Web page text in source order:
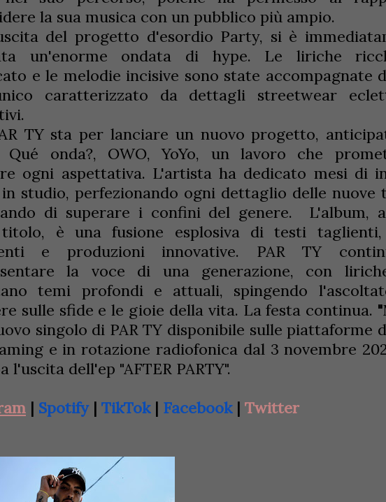
la sua musica con un pubblico più ampio.
del progetto d'esordio Party, si è
un'enorme ondata di hype. Le liriche
e le melodie incisive sono state accompagnate
caratterizzato da dettagli streetwear
TY sta per lanciare un nuovo progetto,
Qué onda?, OWO, YoYo, un lavoro che
ogni aspettativa. L'artista ha dedicato mesi di
studio, perfezionando ogni dettaglio delle nuove
di superare i confini del genere. L'album,
titolo, è una fusione esplosiva di testi
e produzioni innovative. PAR TY
la voce di una generazione, con
temi profondi e attuali, spingendo
sulle sfide e le gioie della vita. La festa continua. "
singolo di PAR TY disponibile sulle piattaforme
e in rotazione radiofonica dal 3 novembre
l'uscita dell'ep "AFTER PARTY".
Spotify TikTok Facebook Twitter